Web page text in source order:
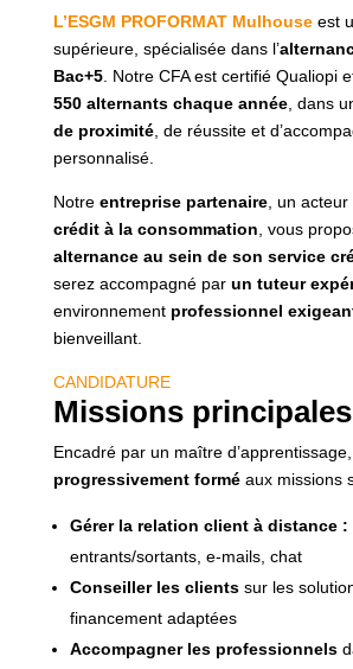
L’ESGM PROFORMAT Mulhouseest
supérieure, spécialisée dans l’
Bac+5. Notre CFA est certifié Qualiopi
550 alternants chaque année, dans
de proximité, de réussite et
personnalisé.
Notre entreprise partenaire, un acteur
crédit à la consommation , vous
alternance au sein de son service
serez accompagné par un tuteur
environnement professionnel
bienveillant.
CANDIDATURE
Missions
Encadré par un maître
progressivement forméaux missions
Gérer la relation client à distance :
entrants/sortants, e-mails, chat
Conseiller les clients sur les
financement adaptées
Accompagner les professionnels